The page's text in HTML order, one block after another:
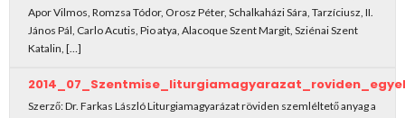
Apor Vilmos, Romzsa Tódor, Orosz Péter, Schalkaházi Sára, Tarzíciusz, II.
János Pál, Carlo Acutis, Pio atya, Alacoque Szent Margit, Sziénai Szent
Katalin, […]
Szerző: Dr. Farkas László Liturgiamagyarázat röviden szemléltető anyag a